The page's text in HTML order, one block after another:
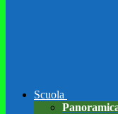
Scuola